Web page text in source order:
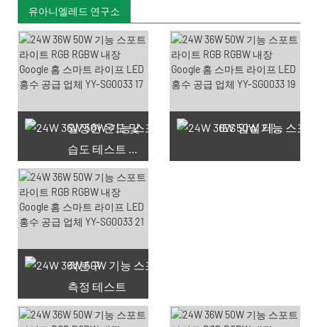
유아니엘레드 연구소
일정한 온도 및
습도 테스트 챔버
IES 암실 테스트
적분구
측정 테스트
사용 가능한 쿠폰 66개